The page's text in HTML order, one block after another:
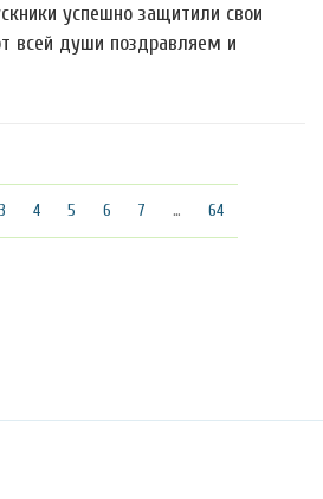
успешно защитили свои
всей души поздравляем и
3 4 5 6 7 … 64